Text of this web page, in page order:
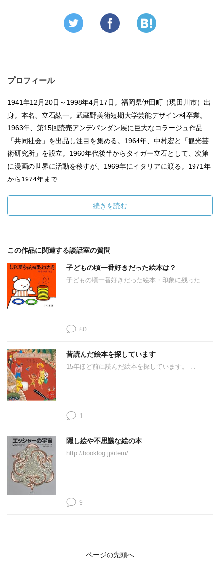
プロフィール
1941年12月20日～1998年4月17日。福岡県伊田町（現田川市）出
身。本名、立石紘一。武蔵野美術短期大学芸能デザイン科卒業。
1963年、第15回読売アンデパンダン展に巨大なコラージュ作品
「共同社会」を出品し注目を集める。1964年、中村宏と「観光芸
術研究所」を設立。1960年代後半からタイガー立石として、次第
に漫画の世界に活動を移すが、1969年にイタリアに渡る。1971年
から1974年まで...
続きを読む
この作品に関連する談話室の質問
子どもの頃一番好きだった絵本は？
子どもの頃一番好きだった絵本・印象に残った...
50
昔読んだ絵本を探しています
15年ほど前に読んだ絵本を探しています。 ...
1
隠し絵や不思議な絵の本
http://booklog.jp/item/...
9
ページの先頭へ